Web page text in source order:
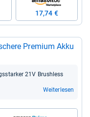
17,74 €
Pre­mium Akku
21V Brus­hless
Weiterlesen